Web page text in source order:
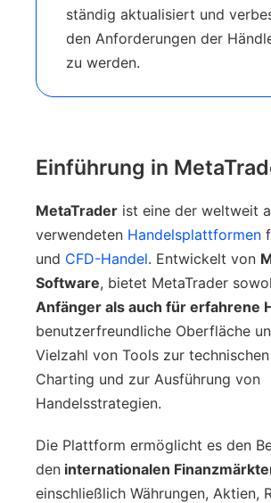
ständig aktualisiert und
den Anforderungen der
zu werden.
Einführung in
MetaTrader ist eine der weltweit
verwendeten Handelsplattformen
und CFD-Handel. Entwickelt von
Software, bietet MetaTrader
Anfänger als auch für erfahrene
benutzerfreundliche Oberfläche
Vielzahl von Tools zur
Charting und zur Ausführung von
Handelsstrategien.
Die Plattform ermöglicht es den
den internationalen
einschließlich Währungen, Aktien,